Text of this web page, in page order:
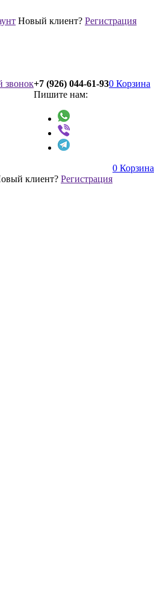
Новый клиент? Регистрация
звонок+7 (926) 044-61-93
Пишите нам:
0 Корзина
клиент? Регистрация
0 Корзина